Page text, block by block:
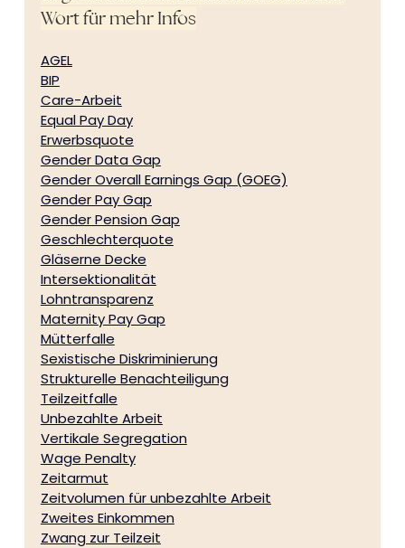
Wort für mehr Infos
AGEL
BIP
Care-Arbeit
Equal Pay Day
Erwerbsquote
Gender Data Gap
Gender Overall Earnings Gap (GOEG)
Gender Pay Gap
Gender Pension Gap
Geschlechterquote
Gläserne Decke
Intersektionalität
Lohntransparenz
Maternity Pay Gap
Mütterfalle
Sexistische Diskriminierung
Strukturelle Benachteiligung
Teilzeitfalle
Unbezahlte Arbeit
Vertikale Segregation
Wage Penalty
Zeitarmut
Zeitvolumen für unbezahlte Arbeit
Zweites Einkommen
Zwang zur Teilzeit